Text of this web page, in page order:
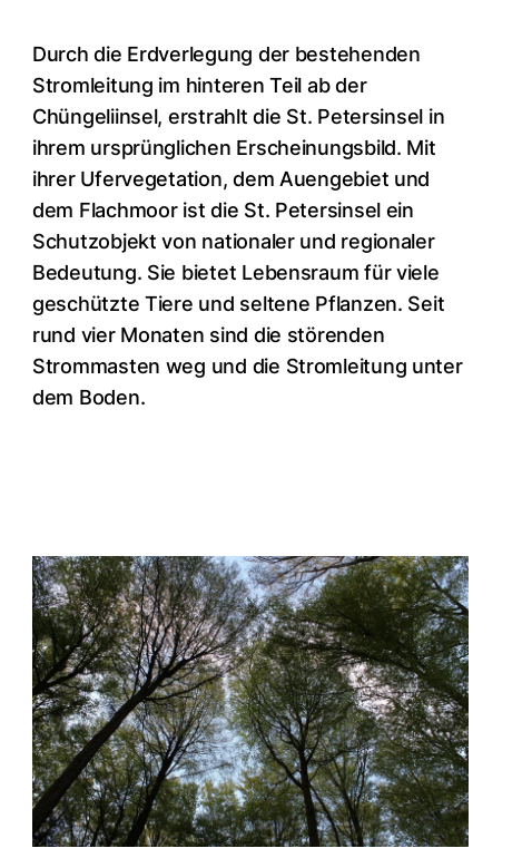
Durch die Erdverlegung der bestehenden
Stromleitung im hinteren Teil ab der
Chüngeliinsel, erstrahlt die St. Petersinsel in
ihrem ursprünglichen Erscheinungsbild. Mit
ihrer Ufervegetation, dem Auengebiet und
dem Flachmoor ist die St. Petersinsel ein
Schutzobjekt von nationaler und regionaler
Bedeutung. Sie bietet Lebensraum für viele
geschützte Tiere und seltene Pflanzen. Seit
rund vier Monaten sind die störenden
Strommasten weg und die Stromleitung unter
dem Boden.